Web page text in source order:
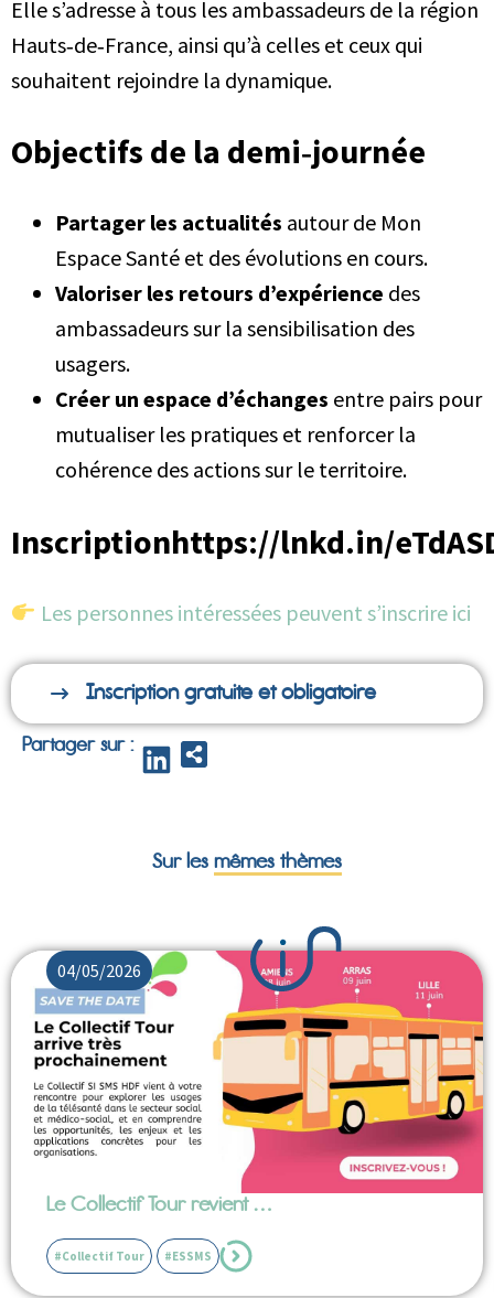
Elle s’adresse à tous les ambassadeurs de la région
Hauts‑de‑France, ainsi qu’à celles et ceux qui
souhaitent rejoindre la dynamique.
Objectifs de la demi‑journée
Partager les actualités autour de Mon
Espace Santé et des évolutions en cours.
Valoriser les retours d’expérience des
ambassadeurs sur la sensibilisation des
usagers.
Créer un espace d’échanges entre pairs pour
mutualiser les pratiques et renforcer la
cohérence des actions sur le territoire.
Inscriptionhttps://lnkd.in/
Les personnes intéressées peuvent s’inscrire ici
Inscription gratuite et obligatoire
Partager sur :
Sur les mêmes thèmes
04/05/2026
Le Collectif Tour revient …
#Collectif Tour #ESSMS